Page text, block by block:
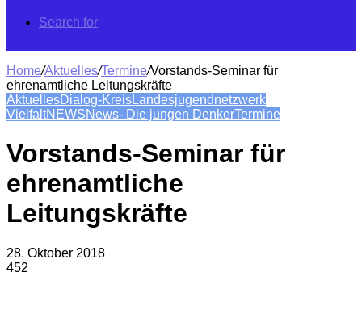
Search for
Home/Aktuelles/Termine/Vorstands-Seminar für
ehrenamtliche Leitungskräfte
AktuellesDialog-KreisLandesjugendnetzwerk
VielfaltNEWSNews- Die jungen DenkerTermine
Vorstands-Seminar für
ehrenamtliche
Leitungskräfte
28. Oktober 2018
452